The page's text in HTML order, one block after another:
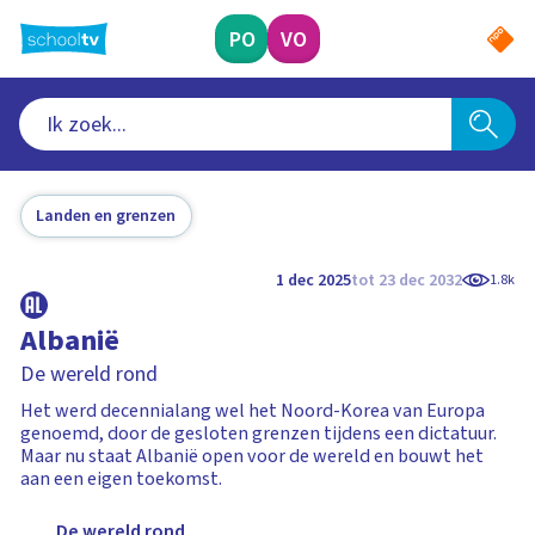
naar
hoofdinhoud
PO VO
Landen en grenzen
1 dec 2025tot 23 dec 2032 1.8k
Albanië
De wereld rond
Het werd decennialang wel het Noord-Korea van Europa
genoemd, door de gesloten grenzen tijdens een dictatuur.
Maar nu staat Albanië open voor de wereld en bouwt het
aan een eigen toekomst.